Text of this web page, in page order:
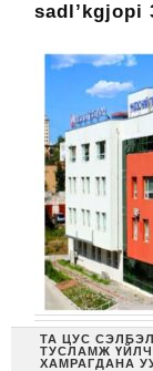
sadl’kgjopi
ТА ЦУС
ТУСЛАМЖ
ХАМРАГДАНА